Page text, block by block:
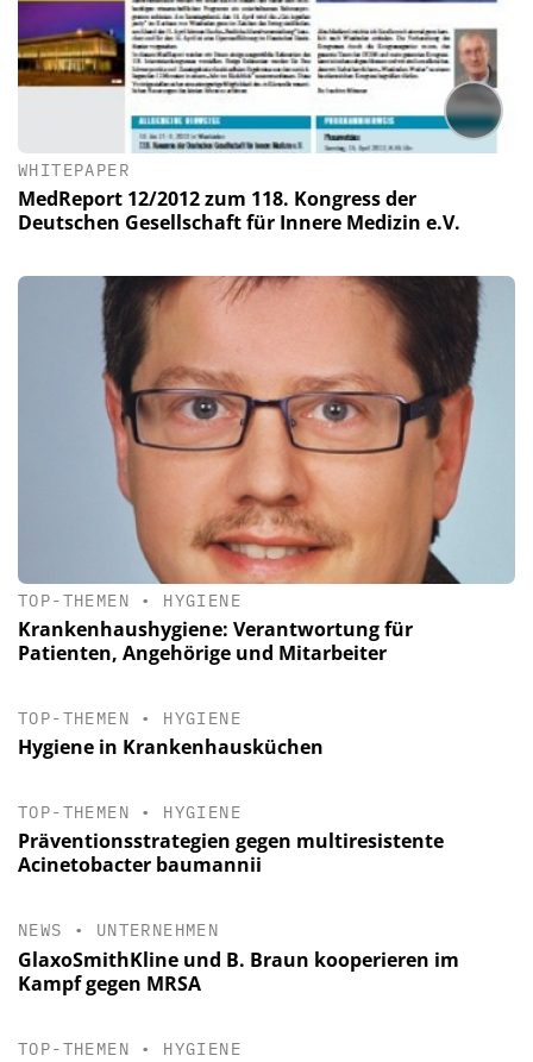
WHITEPAPER
MedReport 12/2012 zum 118. Kongress der
Deutschen Gesellschaft für Innere Medizin e.V.
TOP-THEMEN • HYGIENE
Krankenhaushygiene: Verantwortung für
Patienten, Angehörige und Mitarbeiter
TOP-THEMEN • HYGIENE
Hygiene in Krankenhausküchen
TOP-THEMEN • HYGIENE
Präventionsstrategien gegen multiresistente
Acinetobacter baumannii
NEWS • UNTERNEHMEN
GlaxoSmithKline und B. Braun kooperieren im
Kampf gegen MRSA
TOP-THEMEN • HYGIENE